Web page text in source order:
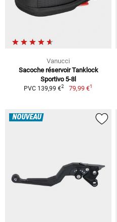
Vanucci
Sacoche réservoir Tanklock
Sportivo 5-8l
PVC 139,99 €2 79,99 €1
NOUVEAU